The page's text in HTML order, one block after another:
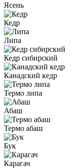
Ясень
Кедр
Липа
Кедр сибирский
Канадский кедр
Термо липа
Абаш
Термо абаш
Бук
Карагач